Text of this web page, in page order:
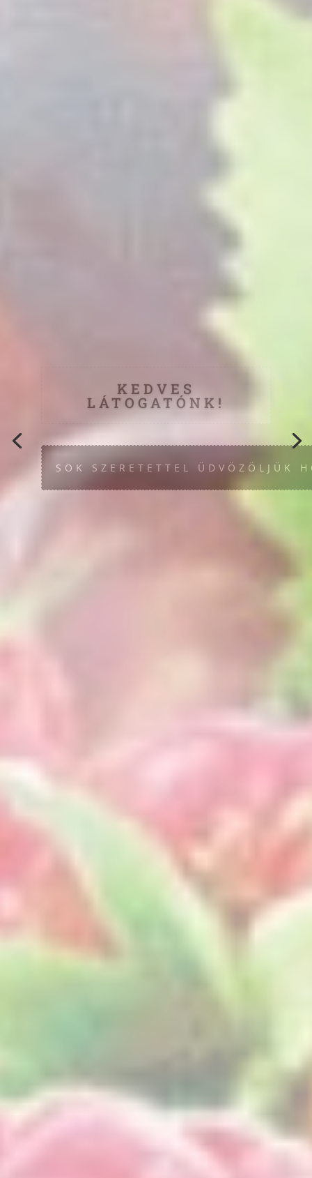
.. HA NÁLUNK
VÁSÁROL, BIZTOS
LEHET BENNE,
HOGY MINDIG FRISS ÁRU KERÜL